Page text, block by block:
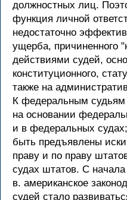
должностных лиц.
функция личной
недостаточно
ущерба, причиненного
действиями судей,
конституционного,
также на
К федеральным судьям
на основании
и в федеральных
быть предъявлены
праву и по праву
судах штатов. С
в. американское
судей стало